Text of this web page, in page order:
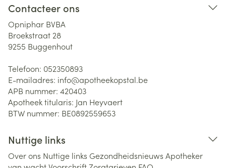
Contacteer ons
Opniphar BVBA
Broekstraat 28
9255 Buggenhout
Telefoon: 052350893
E-mailadres: info@apotheekopstal.be
APB nummer: 420403
Apotheek titularis: Jan Heyvaert
BTW nummer: BE0892559653
Nuttige links
Over ons Nuttige links Gezondheidsnieuws Apotheker